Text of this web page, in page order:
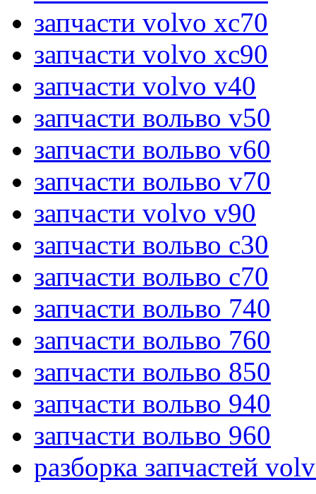
запчасти volvo xc70
запчасти volvo xc90
запчасти volvo v40
запчасти вольво v50
запчасти вольво v60
запчасти вольво v70
запчасти volvo v90
запчасти вольво c30
запчасти вольво c70
запчасти вольво 740
запчасти вольво 760
запчасти вольво 850
запчасти вольво 940
запчасти вольво 960
разборка запчастей